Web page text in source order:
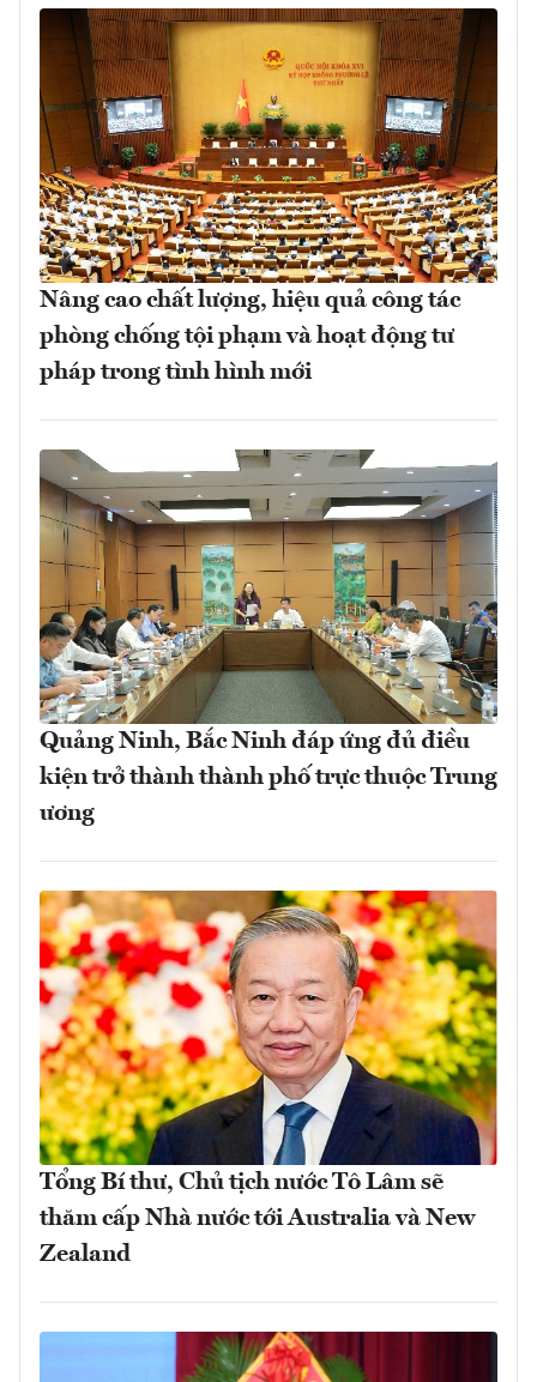
Nâng cao chất lượng, hiệu quả công tác
phòng chống tội phạm và hoạt động tư
pháp trong tình hình mới
Quảng Ninh, Bắc Ninh đáp ứng đủ điều
kiện trở thành thành phố trực thuộc Trung
ương
Tổng Bí thư, Chủ tịch nước Tô Lâm sẽ
thăm cấp Nhà nước tới Australia và New
Zealand